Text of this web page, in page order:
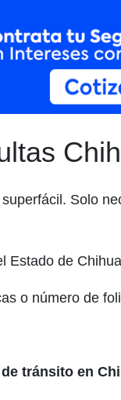
Solo
Estado de
o número de
tránsito en